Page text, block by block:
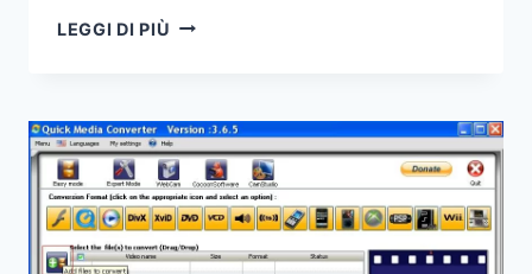
LEGGI DI PIÙ RIMUOVERE
DOUBLEKILLER